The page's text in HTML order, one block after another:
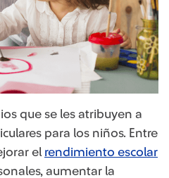
que se les atribuyen a
para los niños. Entre
el rendimien​to escolar​
aumentar la